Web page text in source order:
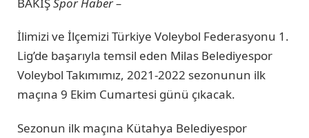
İlimizi ve İlçemizi Türkiye Voleybol Federasyonu 1.
Lig’de başarıyla temsil eden Milas Belediyespor
Voleybol Takımımız, 2021-2022 sezonunun ilk
maçına 9 Ekim Cumartesi günü çıkacak.
Sezonun ilk maçına Kütahya Belediyespor